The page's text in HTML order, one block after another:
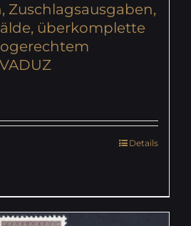
Zuschlagsausgaben,
überkomplette
Details